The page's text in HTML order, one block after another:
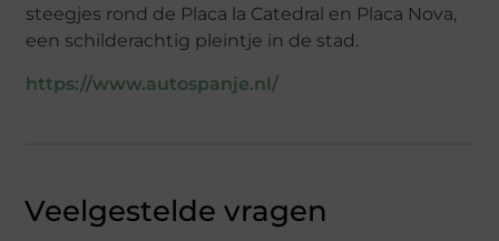
steegjes rond de Placa la Catedral en Placa Nova,
een schilderachtig pleintje in de stad.
https://www.autospanje.nl/
Veelgestelde vragen